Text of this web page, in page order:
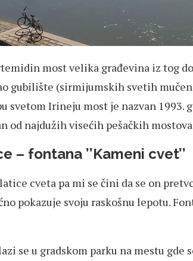
most velika građevina iz tog
gubilište (sirmijumskih svetih
svetom Irineju most je nazvan 1993.
od najdužih visećih pešačkih
– fontana ’’Kameni cvet’’
cveta pa mi se čini da se on
pokazuje svoju raskošnu lepotu.
se u gradskom parku na mestu gde